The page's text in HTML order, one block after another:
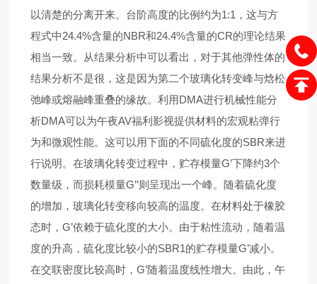
以清楚的分离开来。台阶高度的比例约为1:1，这与方
程式中24.4%含量的NBR和24.4%含量的CR的理论结果
相当一致。从结果分析中可以看出，对于其他弹性体的
结果分析不是很，这是因为第二个玻璃化转变峰与焓松
弛峰或熔融峰重叠的缘故。利用DMA进行机械性能分
析DMA可以为午夜AV福利影视提供材料的宏观粘弹行
为和微观性能。这可以用下面的不同硫化度的SBR来进
行说明。在玻璃化转变过程中，贮存模量G’下降约3个
数量级，而损耗模量G’’则呈现出一个峰。随着硫化度
的增加，玻璃化转变移向较高的温度。在材料处于橡胶
态时，G’依赖于硫化度的大小。由于粘性流动，随着温
度的升高，硫化度比较小的SBR1的贮存模量G’减小。
在交联密度比较高时，G’随着温度线性增大。由此，午